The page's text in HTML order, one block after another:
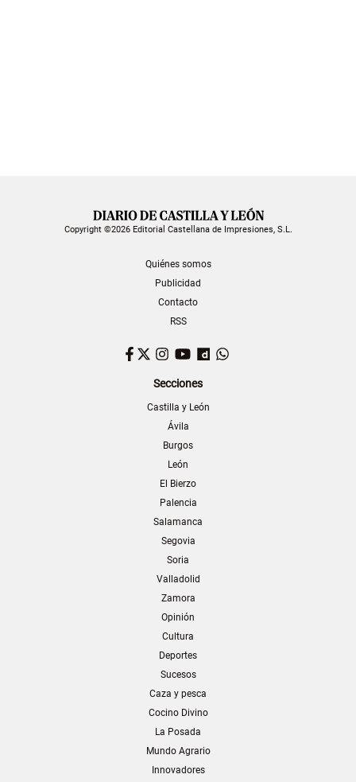
Copyright ©2026 Editorial Castellana de Impresiones, S.L.
Quiénes somos
Publicidad
Contacto
RSS
Facebook
TwitterInstagram
YouTubeDailymotion
Secciones
Castilla y León
Ávila
Burgos
León
El Bierzo
Palencia
Salamanca
Segovia
Soria
Valladolid
Zamora
Opinión
Cultura
Deportes
Sucesos
Caza y pesca
Cocino Divino
La Posada
Mundo Agrario
Innovadores